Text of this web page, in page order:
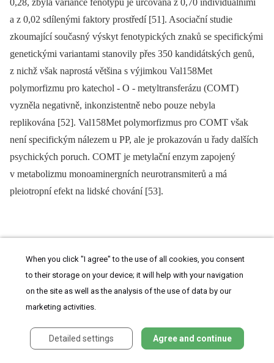
0,28, zbylá variance fenotypu je určována z 0,70 individuálními
a z 0,02 sdílenými faktory prostředí [51]. Asociační studie
zkoumající současný výskyt fenotypických znaků se specifickými
genetickými variantami stanovily přes 350 kandidátských genů,
z nichž však naprostá většina s výjimkou Val158Met
polymorfizmu pro katechol ‑⁠ O ‑⁠ metyltransferázu (COMT)
vyzněla negativně, inkonzistentně nebo pouze nebyla
replikována [52]. Val158Met polymorfizmus pro COMT však
není specifickým nálezem u PP, ale je prokazován u řady dalších
psychických poruch. COMT je metylační enzym zapojený
v metabolizmu monoaminergních neurotransmiterů a má
pleiotropní efekt na lidské chování [53].
Úzkostné ladění, konkrétní strach i reakce útěk nebo útok mají
porucha má zřejmě nejblíže k mechanizmům spojeným
s identifikací přímého ohrožení a s reakcí útěk nebo útok.
When you click "I agree" to the use of all cookies, you consent
to their storage on your device; it will help with your navigation
on the site as well as the analysis of the use of data by our
marketing activities.
Detailed settings Agree and continue